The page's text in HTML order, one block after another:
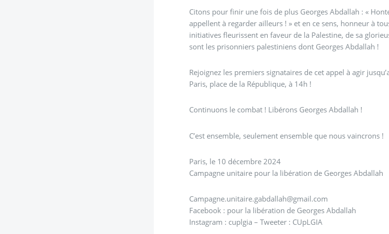
Citons pour finir une fois de plus Georges Abdallah : «
appellent à regarder ailleurs ! » et en ce sens, honneur à
initiatives fleurissent en faveur de la Palestine, de sa
sont les prisonniers palestiniens dont Georges Abdallah !
Rejoignez les premiers signataires de cet appel à agir
Paris, place de la République, à 14h !
Continuons le combat ! Libérons Georges Abdallah !
C’est ensemble, seulement ensemble que nous vaincrons !
Paris, le 10 décembre 2024
Campagne unitaire pour la libération de Georges Abdallah
Campagne.unitaire.gabdallah@gmail.com
Facebook : pour la libération de Georges Abdallah
Instagram : cuplgia – Tweeter : CUpLGIA